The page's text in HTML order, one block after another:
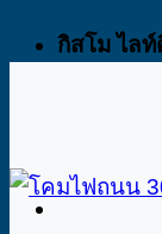
กิสโม ไล